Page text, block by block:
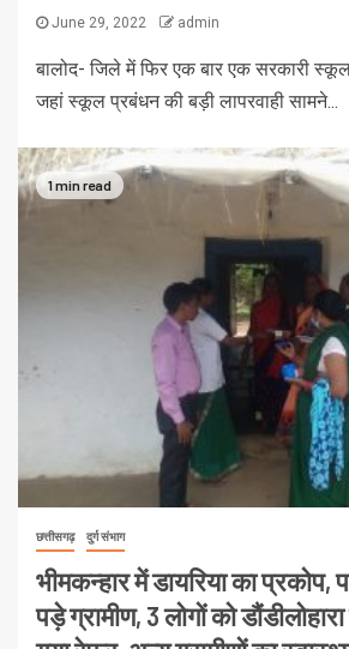
June 29, 2022 admin
बालोद- जिले में फिर एक बार एक सरकारी
जहां स्कूल प्रबंधन की बड़ी लापरवाही सामने...
1 min read
छत्तीसगढ़ दुर्ग संभाग
भीमकन्हार में डायरिया का प्रकोप,
पड़े ग्रामीण, 3 लोगों को